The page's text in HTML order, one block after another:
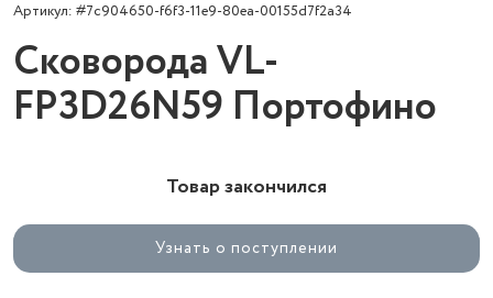
Артикул: #7c904650-f6f3-11e9-80ea-00155d7f2a34
Сковорода VL-
FP3D26N59 Портофино
Товар закончился
Узнать о поступлении